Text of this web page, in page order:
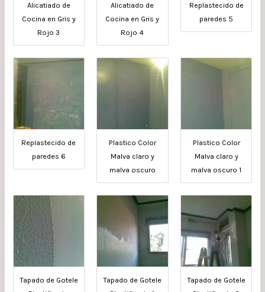
Alicatiado de
Cocina en Gris y
Rojo 3
Alicatiado de
Cocina en Gris y
Rojo 4
Replastecido de
paredes 5
Replastecido de
paredes 6
Plastico Color
Malva claro y
malva oscuro
Plastico Color
Malva claro y
malva oscuro 1
Tapado de Gotele
Tapado de Gotele
Tapado de Gotele